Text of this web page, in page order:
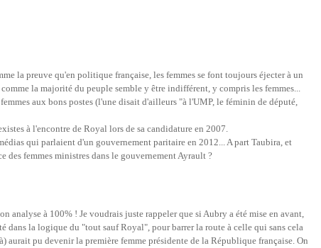
la preuve qu'en politique française, les femmes se font toujours éjecter à un
la majorité du peuple semble y être indifférent, y compris les femmes...
aux bons postes (l'une disait d'ailleurs "à l'UMP, le féminin de député,
à l'encontre de Royal lors de sa candidature en 2007.
qui parlaient d'un gouvernement paritaire en 2012... A part Taubira, et
des femmes ministres dans le gouvernement Ayrault ?
analyse à 100% ! Je voudrais juste rappeler que si Aubry a été mise en avant,
dans la logique du "tout sauf Royal", pour barrer la route à celle qui sans cela
aurait pu devenir la première femme présidente de la République française. On